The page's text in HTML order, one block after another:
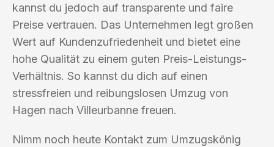
kannst du jedoch auf transparente und faire
Preise vertrauen. Das Unternehmen legt großen
Wert auf Kundenzufriedenheit und bietet eine
hohe Qualität zu einem guten Preis-Leistungs-
Verhältnis. So kannst du dich auf einen
stressfreien und reibungslosen Umzug von
Hagen nach Villeurbanne freuen.
Nimm noch heute Kontakt zum Umzugskönig